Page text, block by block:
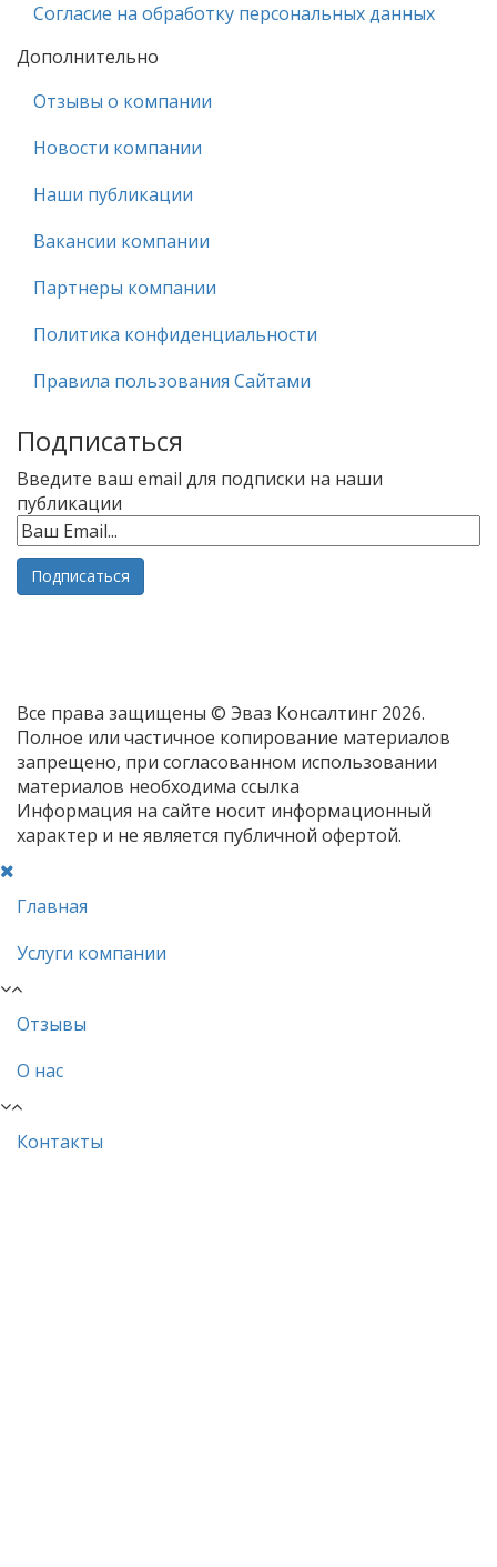
Согласие на обработку персональных данных
Дополнительно
Отзывы о компании
Новости компании
Наши публикации
Вакансии компании
Партнеры компании
Политика конфиденциальности
Правила пользования Сайтами
Подписаться
Введите ваш email для подписки на наши
публикации
Все права защищены © Эваз Консалтинг 2026.
Полное или частичное копирование материалов
запрещено, при согласованном использовании
материалов необходима ссылка
Информация на сайте носит информационный
характер и не является публичной офертой.
Главная
Услуги компании
Отзывы
О нас
Контакты